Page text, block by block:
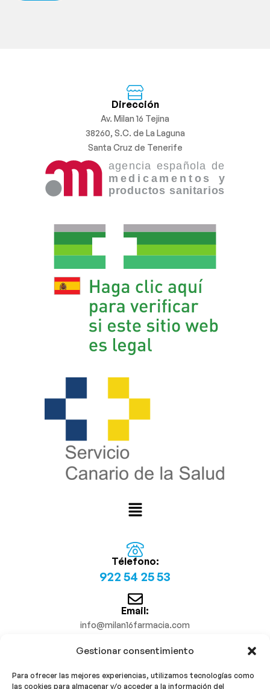
Gestionar consentimiento
Para ofrecer las mejores experiencias, utilizamos tecnologías como
las cookies para almacenar y/o acceder a la información del
Dirección
Av. Milan 16 Tejina
38260, S.C. de La Laguna
Santa Cruz de Tenerife
Télefono:
922 54 25 53
Email:
info@milan16farmacia.com
¡Síguenos!